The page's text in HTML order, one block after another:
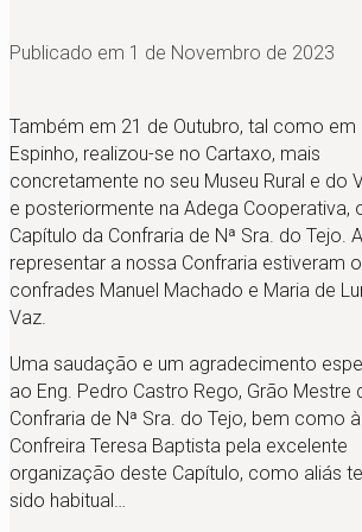
Publicado em 1 de Novembro de 2023
Também em 21 de Outubro, tal como em
Espinho, realizou-se no Cartaxo, mais
concretamente no seu Museu Rural e do
e posteriormente na Adega Cooperativa,
Capítulo da Confraria de Nª Sra. do Tejo. A
representar a nossa Confraria estiveram
confrades Manuel Machado e Maria de
Vaz.
Uma saudação e um agradecimento
ao Eng. Pedro Castro Rego, Grão Mestre
Confraria de Nª Sra. do Tejo, bem como à
Confreira Teresa Baptista pela excelente
organização deste Capítulo, como aliás
sido habitual…